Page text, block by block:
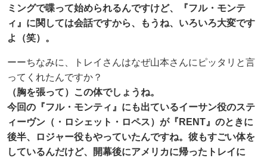
ミングで喋って始められるんですけど、『フル・モンテ
ィ』に関しては会話ですから、もうね、いろいろ大変です
よ（笑）。
ーーちなみに、トレイさんはなぜ山本さんにピッタリと言
ってくれたんですか？
（胸を張って）この体でしょうね。
今回の『フル・モンティ』にも出ているイーサン役のステ
ィーヴン（・ロシェット・ロペス）が『RENT』のときに
後半、ロジャー役もやっていたんですね。彼もすごい体を
しているんだけど、開幕後にアメリカに帰ったトレイに